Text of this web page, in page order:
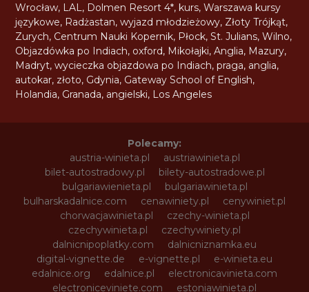
Wrocław, LAL, Dolmen Resort 4*, kurs,Warszawa kursy
językowe, Radżastan,wyjazd młodzieżowy, Złoty Trójkąt,
Zurych, Centrum Nauki Kopernik, Płock,St. Julians,Wilno,
Objazdówka po Indiach, oxford, Mikołajki,Anglia, Mazury,
Madryt,wycieczka objazdowa po Indiach,praga, anglia,
autokar, złoto, Gdynia, Gateway School of English,
Holandia, Granada, angielski, Los Angeles
Polecamy:
austria-winieta.pl
austriawinieta.pl
bilet-autostradowy.pl
bilety-autostradowe.pl
bulgariawienieta.pl
bulgariawinieta.pl
bulharskadalnice.com
cenawiniety.pl
cenywiniet.pl
chorwacjawinieta.pl
czechy-winieta.pl
czechywinieta.pl
czechywiniety.pl
dalnicnipoplatky.com
dalnicniznamka.eu
digital-vignette.de
e-vignette.pl
e-winieta.eu
edalnice.org
edalnice.pl
electronicavinieta.com
electroniceviniete.com
estoniawinieta.pl